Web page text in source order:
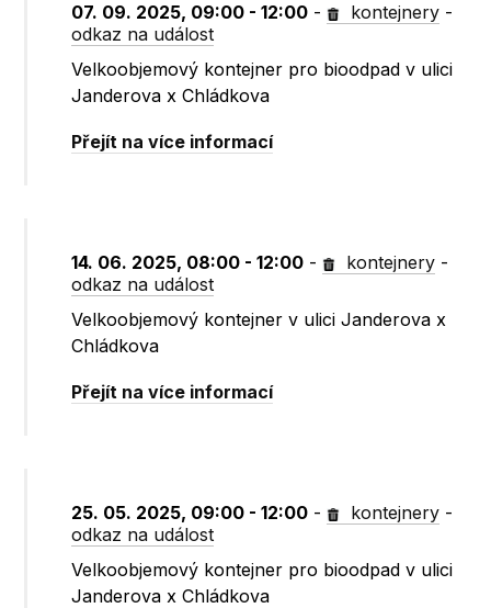
07. 09. 2025, 09:00 - 12:00 - kontejnery -
odkaz na událost
Velkoobjemový kontejner pro bioodpad v ulici
Janderova x Chládkova
Přejít na více informací
14. 06. 2025, 08:00 - 12:00 - kontejnery -
odkaz na událost
Velkoobjemový kontejner v ulici Janderova x
Chládkova
Přejít na více informací
25. 05. 2025, 09:00 - 12:00 - kontejnery -
odkaz na událost
Velkoobjemový kontejner pro bioodpad v ulici
Janderova x Chládkova